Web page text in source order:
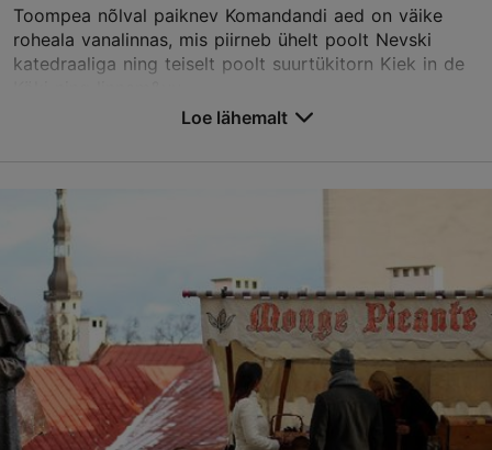
Toompea nõlval paiknev Komandandi aed on väike
roheala vanalinnas, mis piirneb ühelt poolt Nevski
katedraaliga ning teiselt poolt suurtükitorn Kiek in de
Loe lähemalt